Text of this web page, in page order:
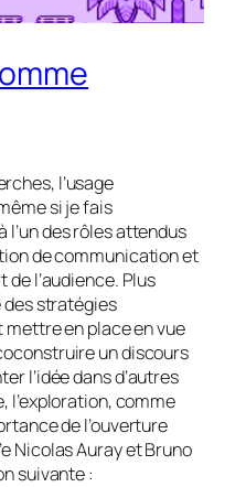
l’usage
si je fais
des rôles attendus
de communication et
l’audience. Plus
des stratégies
mettre en place en vue
un discours
l’idée dans d’autres
l’exploration, comme
de l’ouverture
Nicolas Auray et Bruno
suivante :